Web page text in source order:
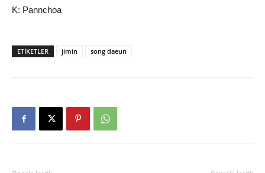
K: Pannchoa
ETIKETLER jimin song daeun